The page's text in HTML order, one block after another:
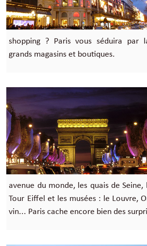
shopping ? Paris vous séduira par
grands magasins et boutiques.
avenue du monde, les quais de Seine,
Tour Eiffel et les musées : le Louvre,
vin... Paris cache encore bien des